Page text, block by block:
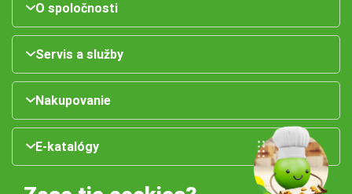
O spoločnosti
Servis a služby
Nakupovanie
E-katalógy